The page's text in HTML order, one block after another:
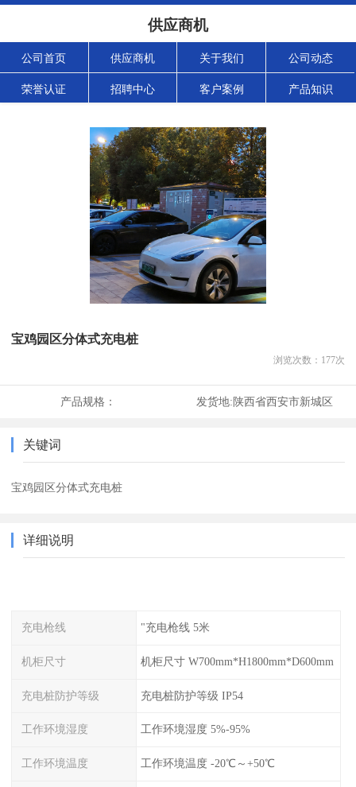
供应商机
公司首页 供应商机 关于我们 公司动态
荣誉认证 招聘中心 客户案例 产品知识
宝鸡园区分体式充电桩
浏览次数： 177次
产品规格： 发货地:陕西省西安市新城区
关键词
宝鸡园区分体式充电桩
详细说明
充电枪线 "充电枪线 5米
机柜尺寸 机柜尺寸 W700mm*H1800mm*D600mm
充电桩防护等级 充电桩防护等级 IP54
工作环境湿度 工作环境湿度 5%-95%
工作环境温度 工作环境温度 -20℃～+50℃